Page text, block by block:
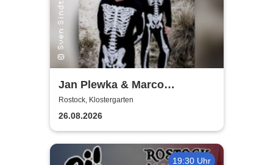
Jan Plewka & Marco
Schmedtje - Between the
Lights
Rostock, Klostergarten
26.08.2026
19:30 Uhr